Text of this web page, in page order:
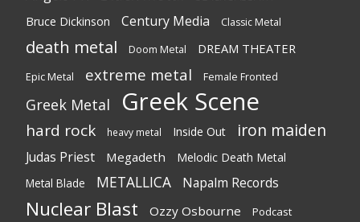
Bruce Dickinson Century Media Classic Metal
death metal Doom Metal DREAM THEATER
Epic Metal extreme metal Female Fronted
Greek Metal Greek Scene
hard rock heavy metal Inside Out iron maiden
Judas Priest Megadeth Melodic Death Metal
Metal Blade METALLICA Napalm Records
Nuclear Blast Ozzy Osbourne Podcast